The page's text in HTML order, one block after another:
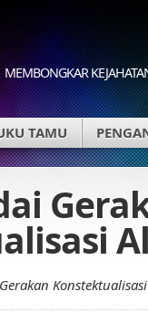
MEMBONGKAR
TAMU
Konstektualisasi